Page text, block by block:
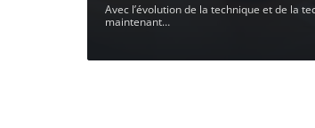
Avec l’évolution de la technique et de la
maintenant…